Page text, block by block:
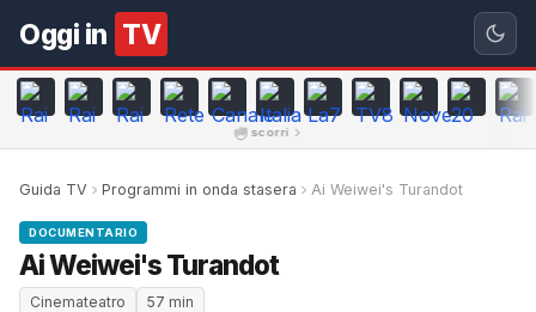
Oggi in TV
scorri
Guida TV Programmi in onda stasera Ai Weiwei's Turandot
DOCUMENTARIO
Ai Weiwei's Turandot
Cinemateatro 57 min